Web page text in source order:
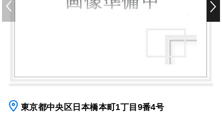
東京都中央区日本橋本町1丁目9番4号